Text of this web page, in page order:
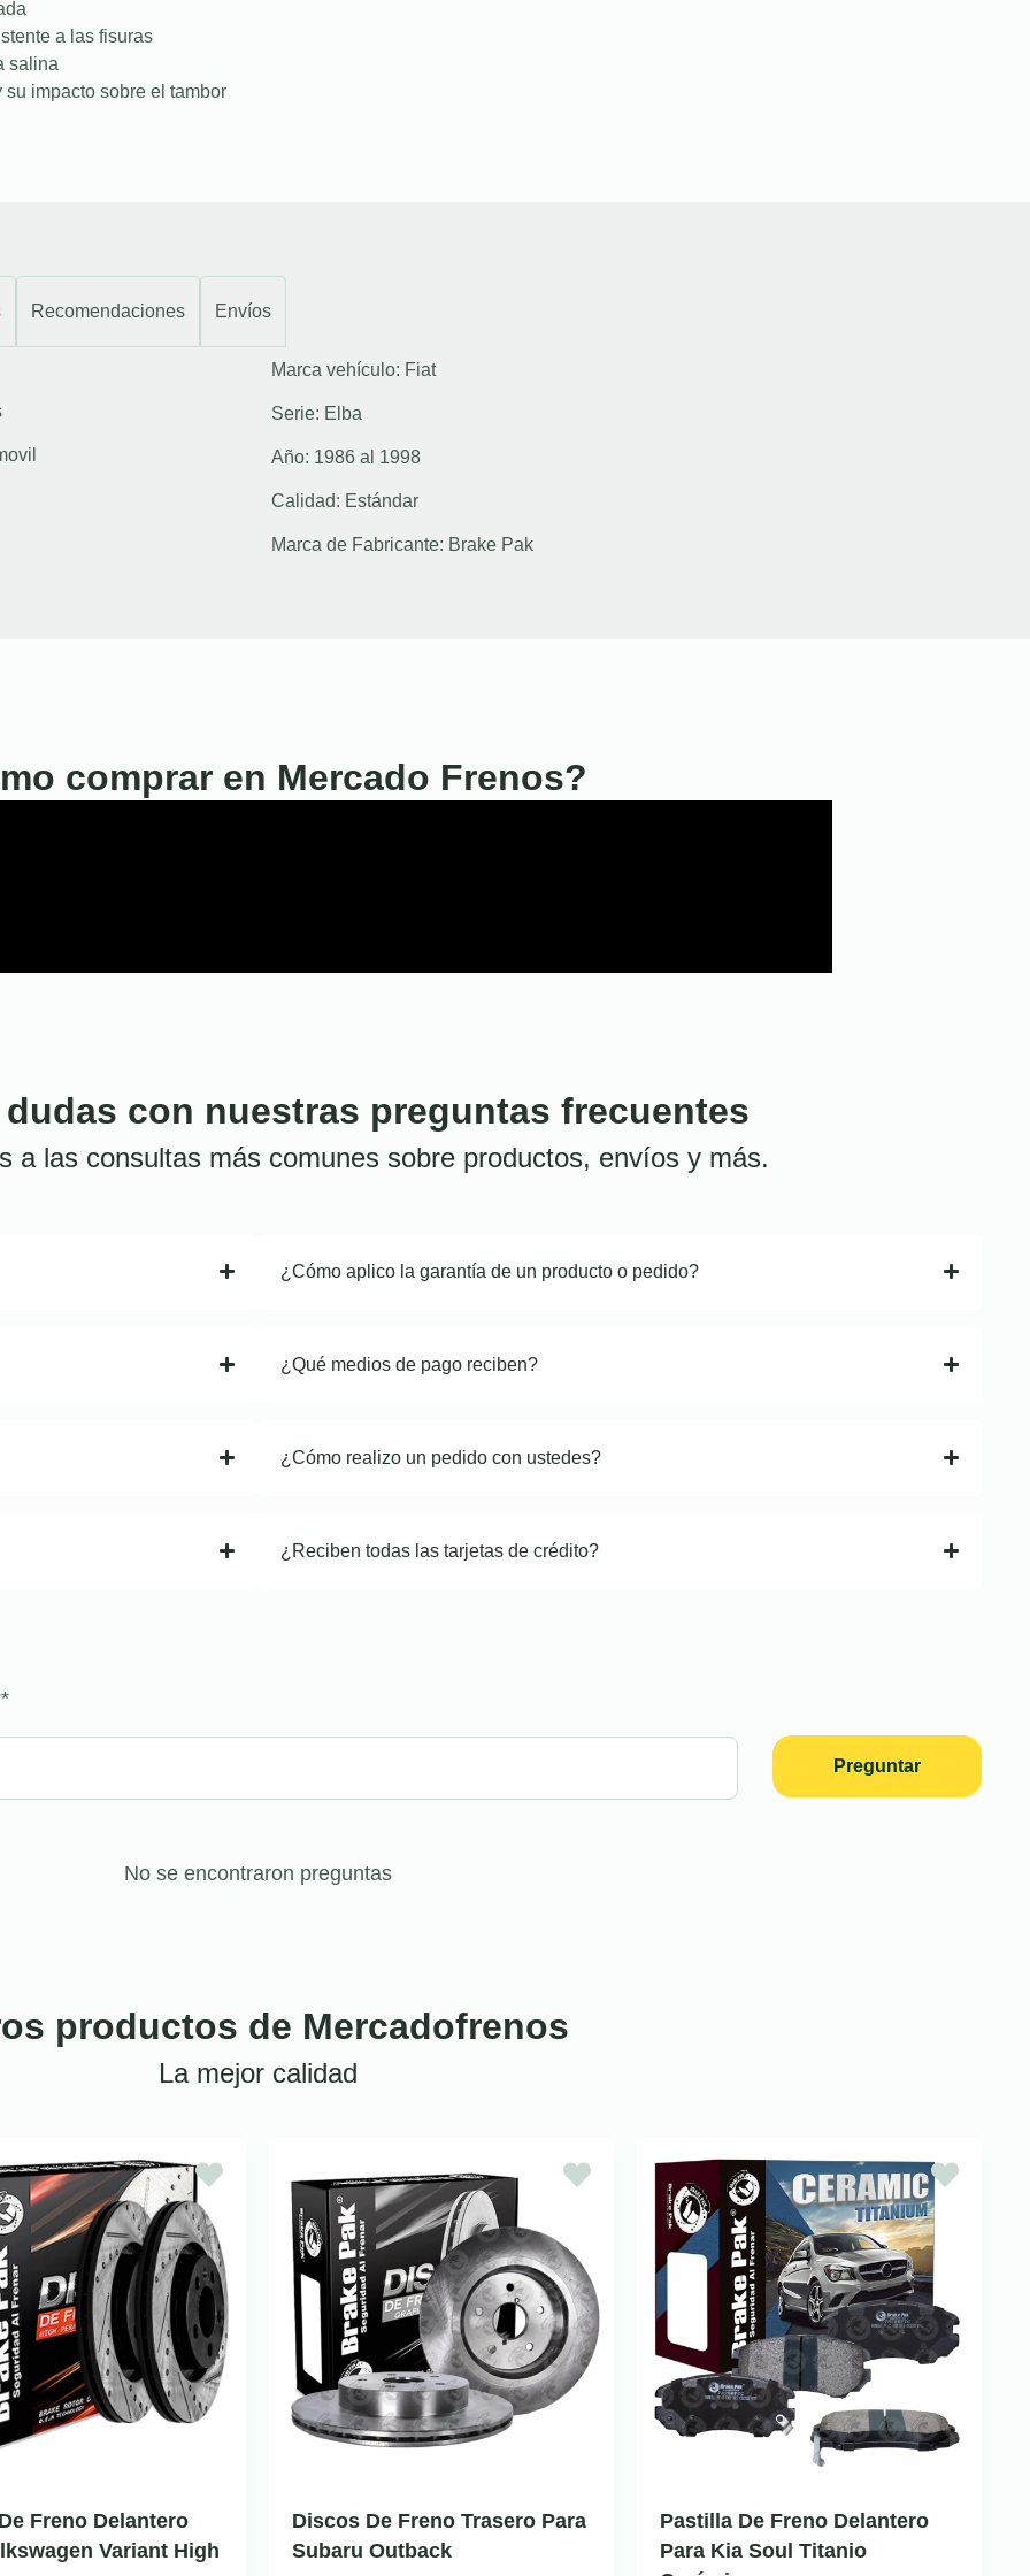
a las fisuras
salina
impacto sobre el tambor
Recomendaciones Envíos
Marca vehículo: Fiat
Serie: Elba
Año: 1986 al 1998
Calidad: Estándar
Marca de Fabricante: Brake Pak
comprar en Mercado Frenos?
con nuestras preguntas frecuentes
a las consultas más comunes sobre productos, envíos y más.
¿Cómo aplico la garantía de un producto o pedido?
¿Qué medios de pago reciben?
¿Cómo realizo un pedido con ustedes?
¿Reciben todas las tarjetas de crédito?
*
Preguntar
No se encontraron preguntas
productos de Mercadofrenos
La mejor calidad
Freno Delantero
Variant High
Discos De Freno Trasero Para
Subaru Outback
Pastilla De Freno Delantero
Para Kia Soul Titanio